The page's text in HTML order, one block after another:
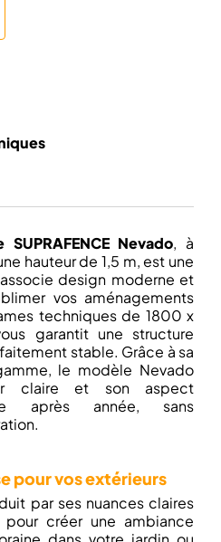
Nevado, à
hauteur de 1,5 m, est une
design moderne et
vos aménagements
techniques de 1800 x
garantit une structure
stable. Grâce à sa
le modèle Nevado
claire et son aspect
après année, sans
pour vos extérieurs
par ses nuances claires
créer une ambiance